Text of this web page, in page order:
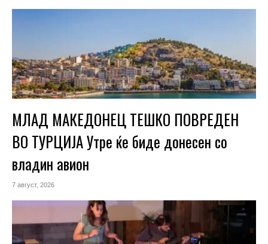
МЛАД МАКЕДОНЕЦ ТЕШКО ПОВРЕДЕН
ВО ТУРЦИЈА Утре ќе биде донесен со
владин авион
7 август, 2026